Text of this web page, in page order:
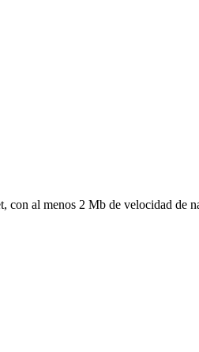
con al menos 2 Mb de velocidad de